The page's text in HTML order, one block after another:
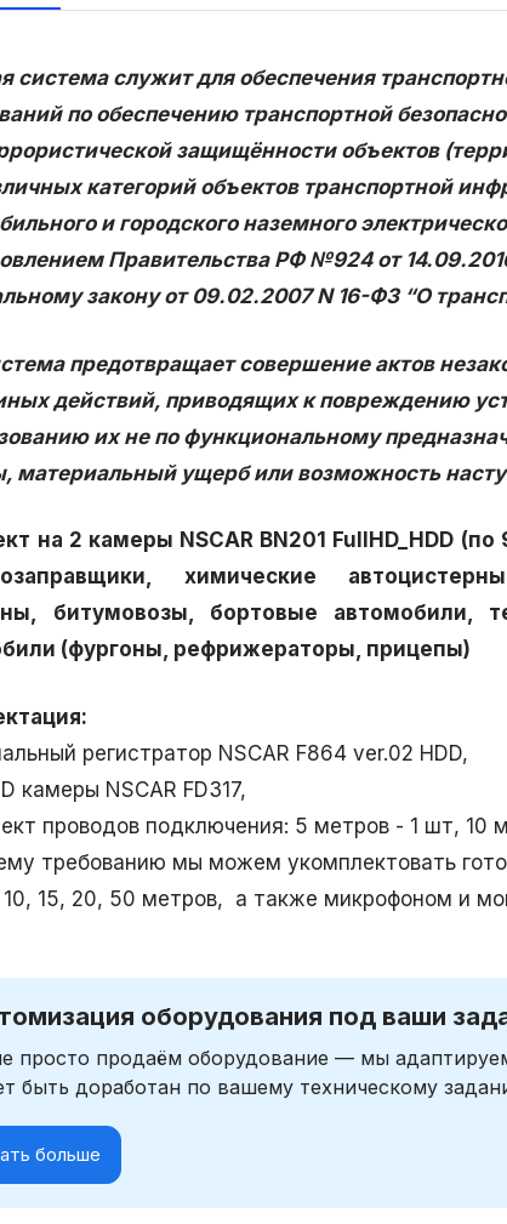
система служит для обеспечения
по обеспечению транспортной
защищённости объектов
категорий объектов транспортной
и городского наземного
Правительства РФ №924 от
закону от 09.02.2007 N 16-ФЗ “О
предотвращает совершение актов
действий, приводящих к повреждению
их не по функциональному
материальный ущерб или возможность
на 2 камеры NSCAR BN201 FullHD_HDD
химические
битумовозы, бортовые автомобили,
(фургоны, рефрижераторы, прицепы)
регистратор NSCAR F864 ver.02 HDD,
камеры NSCAR FD317,
проводов подключения: 5 метров - 1 шт, 10
требованию мы можем укомплектовать
15, 20, 50 метров, а также микрофоном и
оборудования под ваши
просто продаём оборудование — мы
быть доработан по вашему техническому
больше